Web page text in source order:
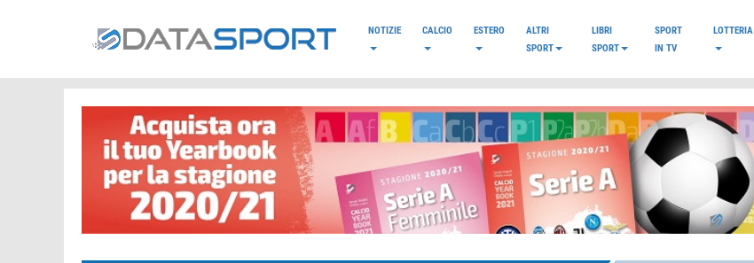
NOTIZIE CALCIO ESTERO
ALTRI
SPORT
LIBRI
SPORT
SPORT
IN TV
LOTTERIA